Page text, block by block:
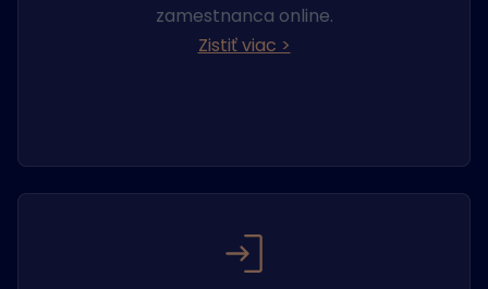
zamestnanca online.
Zistiť viac >